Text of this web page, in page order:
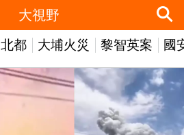
北都 大埔火災 黎智英案 國
大視野